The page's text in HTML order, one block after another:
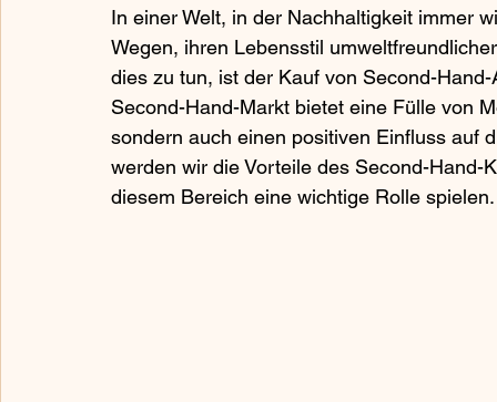
In einer Welt, in der Nachhaltigkeit immer
Wegen, ihren Lebensstil
dies zu tun, ist der Kauf von Second-
Second-Hand-Markt bietet eine Fülle von
sondern auch einen positiven Einfluss auf
werden wir die Vorteile des Second-
diesem Bereich eine wichtige Rolle spielen.